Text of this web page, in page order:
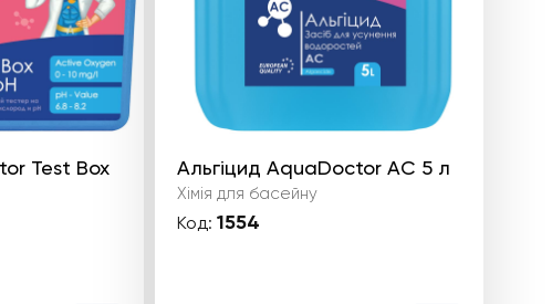
Test Box
Альгіцид AquaDoctor AC 5 л
Хімія для басейну
Код: 1554